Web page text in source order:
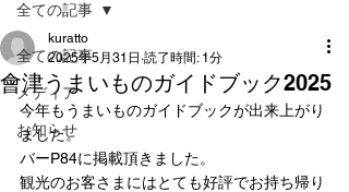
全ての記事
メディア
お知らせ
全ての記事
會津うまいものガイドブック2025
kuratto
2025年5月31日 読了時間: 1分
今年もうまいものガイドブックが出来上がり
ました。
バーP84に掲載頂きました。
観光のお客さまにはとても好評でお持ち帰り